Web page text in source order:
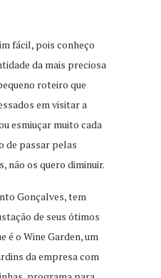
fácil, pois conheço
da mais preciosa
roteiro que
em visitar a
esmiuçar muito cada
de passar pelas
não os quero diminuir.
Gonçalves, tem
de seus ótimos
é o Wine Garden, um
da empresa com